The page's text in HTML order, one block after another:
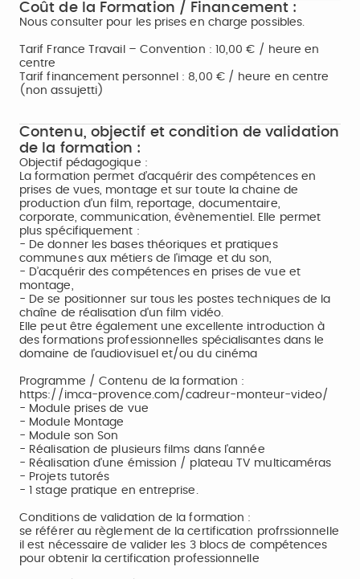
Coût de la Formation / Financement :
Nous consulter pour les prises en charge possibles.
Tarif France Travail – Convention : 10,00 € / heure en
centre
Tarif financement personnel : 8,00 € / heure en centre
(non assujetti)
Contenu, objectif et condition de validation
de la formation :
Objectif pédagogique :
La formation permet d’acquérir des compétences en
prises de vues, montage et sur toute la chaine de
production d’un film, reportage, documentaire,
corporate, communication, évènementiel. Elle permet
plus spécifiquement :
- De donner les bases théoriques et pratiques
communes aux métiers de l'image et du son,
- D’acquérir des compétences en prises de vue et
montage,
- De se positionner sur tous les postes techniques de la
chaîne de réalisation d'un film vidéo.
Elle peut être également une excellente introduction à
des formations professionnelles spécialisantes dans le
domaine de l'audiovisuel et/ou du cinéma
Programme / Contenu de la formation :
https://imca-provence.com/cadreur-monteur-video/
- Module prises de vue
- Module Montage
- Module son Son
- Réalisation de plusieurs films dans l'année
- Réalisation d'une émission / plateau TV multicaméras
- Projets tutorés
- 1 stage pratique en entreprise.
Conditions de validation de la formation :
se référer au règlement de la certification profrssionnelle
il est nécessaire de valider les 3 blocs de compétences
pour obtenir la certification professionnelle